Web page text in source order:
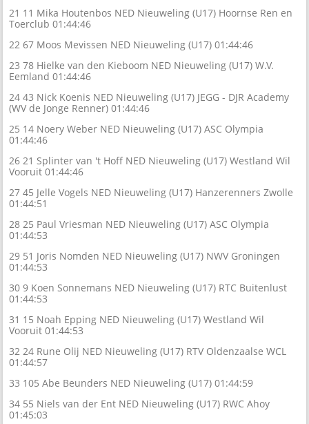
21 11 Mika Houtenbos NED Nieuweling (U17) Hoornse Ren en
Toerclub 01:44:46
22 67 Moos Mevissen NED Nieuweling (U17) 01:44:46
23 78 Hielke van den Kieboom NED Nieuweling (U17) W.V.
Eemland 01:44:46
24 43 Nick Koenis NED Nieuweling (U17) JEGG - DJR Academy
(WV de Jonge Renner) 01:44:46
25 14 Noery Weber NED Nieuweling (U17) ASC Olympia
01:44:46
26 21 Splinter van 't Hoff NED Nieuweling (U17) Westland Wil
Vooruit 01:44:46
27 45 Jelle Vogels NED Nieuweling (U17) Hanzerenners Zwolle
01:44:51
28 25 Paul Vriesman NED Nieuweling (U17) ASC Olympia
01:44:53
29 51 Joris Nomden NED Nieuweling (U17) NWV Groningen
01:44:53
30 9 Koen Sonnemans NED Nieuweling (U17) RTC Buitenlust
01:44:53
31 15 Noah Epping NED Nieuweling (U17) Westland Wil
Vooruit 01:44:53
32 24 Rune Olij NED Nieuweling (U17) RTV Oldenzaalse WCL
01:44:57
33 105 Abe Beunders NED Nieuweling (U17) 01:44:59
34 55 Niels van der Ent NED Nieuweling (U17) RWC Ahoy
01:45:03